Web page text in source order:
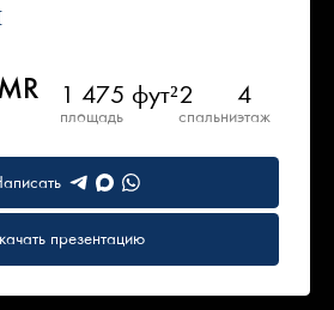
1 475 фут²
площадь
2
спальни
4
этаж
презентацию